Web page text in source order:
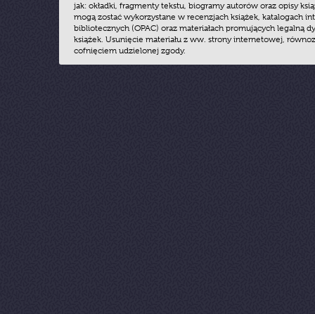
jak: okładki, fragmenty tekstu, biogramy autorów oraz opisy
mogą zostać wykorzystane w recenzjach książek, katalogach
bibliotecznych (OPAC) oraz materiałach promujących legalną
książek. Usunięcie materiału z ww. strony internetowej,
cofnięciem udzielonej zgody.